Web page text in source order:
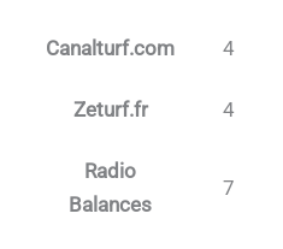
Canalturf.com 4
Zeturf.fr 4
Radio
Balances
7